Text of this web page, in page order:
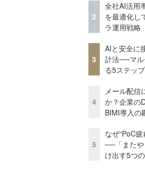
2
全社AI活用
を最適化し
ラ運用戦略
3
AIと安全に
計法──マル
る5ステップ
4
メール配信
か？企業の
BIMI導入の
5
なぜ“PoC
──「またや
け出す5つ